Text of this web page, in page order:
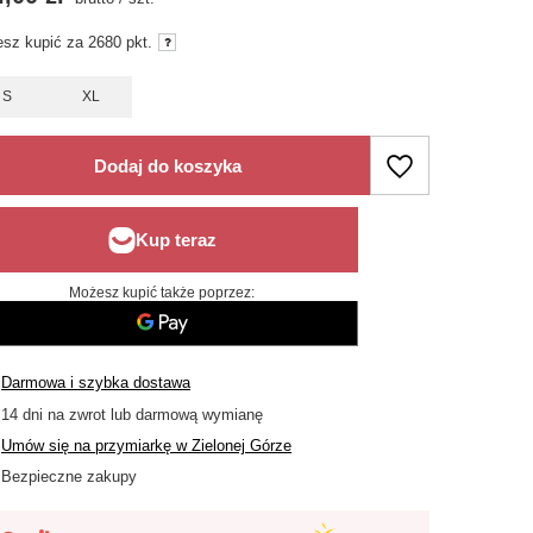
S XL
kupić za2680 pkt.
Dodaj do koszyka
Możesz kupić także poprzez:
Darmowa i szybka dostawa
14 dni na zwrot lub darmową wymianę
Umów się na przymiarkę w Zielonej Górze
Bezpieczne zakupy